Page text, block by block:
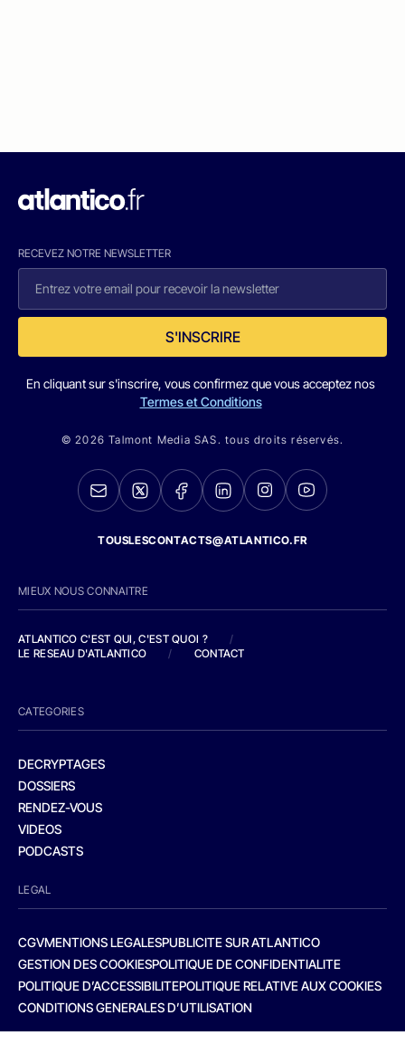
RECEVEZ NOTRE NEWSLETTER
S'INSCRIRE
En cliquant sur s'inscrire, vous confirmez que vous acceptez nos
Termes et Conditions
© 2026 Talmont Media SAS. tous droits réservés.
TOUSLESCONTACTS@ATLANTICO.FR
MIEUX NOUS CONNAITRE
ATLANTICO C'EST QUI, C'EST QUOI ?
/
LE RESEAU D'ATLANTICO
/ CONTACT
CATEGORIES
DECRYPTAGES
DOSSIERS
RENDEZ-VOUS
VIDEOS
PODCASTS
LEGAL
CGVMENTIONS LEGALESPUBLICITE SUR ATLANTICO
GESTION DES COOKIESPOLITIQUE DE CONFIDENTIALITE
POLITIQUE D’ACCESSIBILITEPOLITIQUE RELATIVE AUX COOKIES
CONDITIONS GENERALES D’UTILISATION